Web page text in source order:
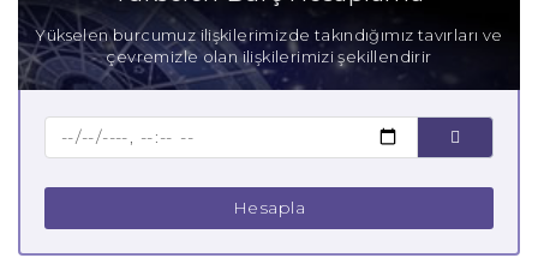
Anne Balık Burcu
Baba Balık Burcu
Yükselen burcumuz ilişkilerimizde takındığımız tavırları ve
çevremizle olan ilişkilerimizi şekillendirir
Hesapla